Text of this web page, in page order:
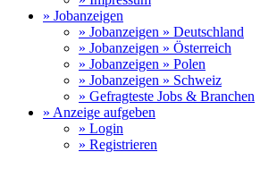
» Jobanzeigen
» Jobanzeigen » Deutschland
» Jobanzeigen » Österreich
» Jobanzeigen » Polen
» Jobanzeigen » Schweiz
» Gefragteste Jobs & Branchen
» Anzeige aufgeben
» Login
» Registrieren